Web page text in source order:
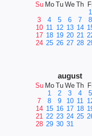
Su Mo Tu We Th
1
3
4 5 6 7 8
10 11 12 13 14
17 18 19 20 21
24 25 26 27 28
august
Su Mo Tu We Th
1
2 3 4 5
7
8 9 10 11
14 15 16 17 18
21 22 23 24 25
28 29 30 31